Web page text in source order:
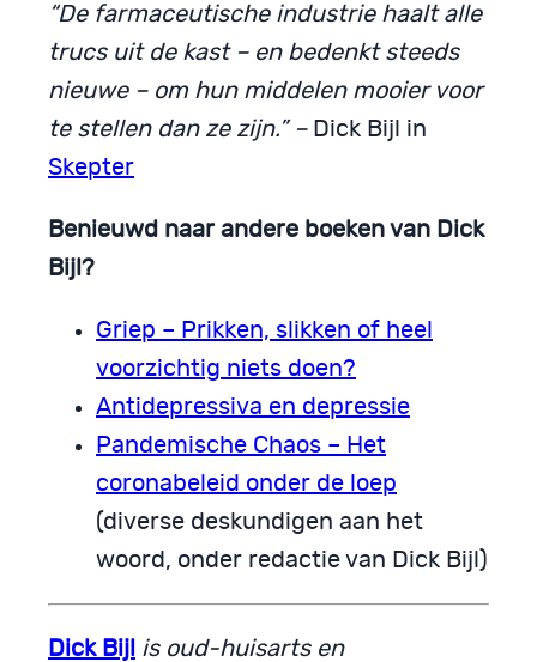
“De farmaceutische industrie haalt alle
trucs uit de kast – en bedenkt steeds
nieuwe – om hun middelen mooier voor
te stellen dan ze zijn.” –Dick Bijl in
Skepter
Benieuwd naar andere boeken van Dick
Bijl?
Griep – Prikken, slikken of heel
voorzichtig niets doen?
Antidepressiva en depressie
Pandemische Chaos – Het
coronabeleid onder de loep
(diverse deskundigen aan het
woord, onder redactie van Dick Bijl)
Dick Bijl is oud-huisarts en